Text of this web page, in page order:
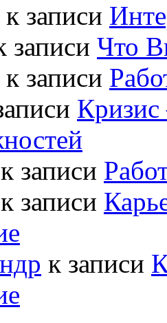
к записи
записи Что
к записи
к записи
к записи
к записи